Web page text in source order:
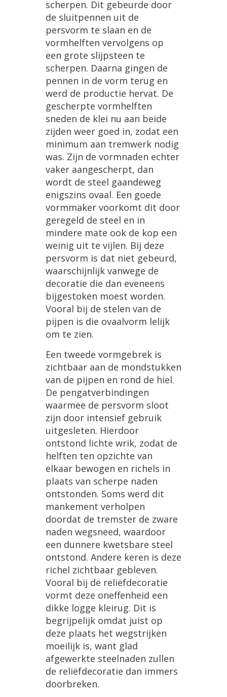
scherpen. Dit gebeurde door
de sluitpennen uit de
persvorm te slaan en de
vormhelften vervolgens op
een grote slijpsteen te
scherpen. Daarna gingen de
pennen in de vorm terug en
werd de productie hervat. De
gescherpte vormhelften
sneden de klei nu aan beide
zijden weer goed in, zodat een
minimum aan tremwerk nodig
was. Zijn de vormnaden echter
vaker aangescherpt, dan
wordt de steel gaandeweg
enigszins ovaal. Een goede
vormmaker voorkomt dit door
geregeld de steel en in
mindere mate ook de kop een
weinig uit te vijlen. Bij deze
persvorm is dat niet gebeurd,
waarschijnlijk vanwege de
decoratie die dan eveneens
bijgestoken moest worden.
Vooral bij de stelen van de
pijpen is die ovaalvorm lelijk
om te zien.
Een tweede vormgebrek is
zichtbaar aan de mondstukken
van de pijpen en rond de hiel.
De pengatverbindingen
waarmee de persvorm sloot
zijn door intensief gebruik
uitgesleten. Hierdoor
ontstond lichte wrik, zodat de
helften ten opzichte van
elkaar bewogen en richels in
plaats van scherpe naden
ontstonden. Soms werd dit
mankement verholpen
doordat de tremster de zware
naden wegsneed, waardoor
een dunnere kwetsbare steel
ontstond. Andere keren is deze
richel zichtbaar gebleven.
Vooral bij de reliëfdecoratie
vormt deze oneffenheid een
dikke logge kleirug. Dit is
begrijpelijk omdat juist op
deze plaats het wegstrijken
moeilijk is, want glad
afgewerkte steelnaden zullen
de reliëfdecoratie dan immers
doorbreken.